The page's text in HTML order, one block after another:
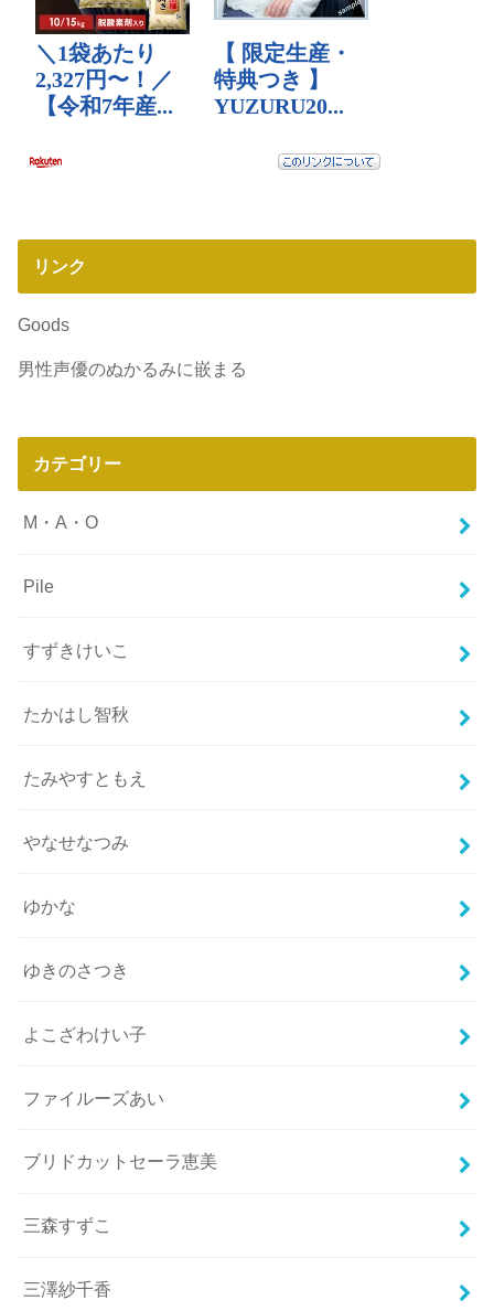
リンク
Goods
男性声優のぬかるみに嵌まる
カテゴリー
M・A・O
Pile
すずきけいこ
たかはし智秋
たみやすともえ
やなせなつみ
ゆかな
ゆきのさつき
よこざわけい子
ファイルーズあい
ブリドカットセーラ恵美
三森すずこ
三澤紗千香